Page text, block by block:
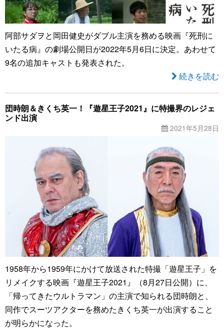
阿部サダヲと岡田健史がダブル主演を務める映画『死刑に
いたる病』の劇場公開日が2022年5月6日に決定。あわせて
9名の追加キャストも発表された。
続きを読む
団時朗＆きくち英一！『遊星王子2021』に特撮界のレジェ
ンド出演
2021年5月28日
1958年から1959年にかけて放送された特撮「遊星王子」を
リメイクする映画『遊星王子2021』（8月27日公開）に、
「帰ってきたウルトラマン」の主演で知られる団時朗と、
同作でスーツアクターを務めたきくち英一が出演すること
が明らかになった。